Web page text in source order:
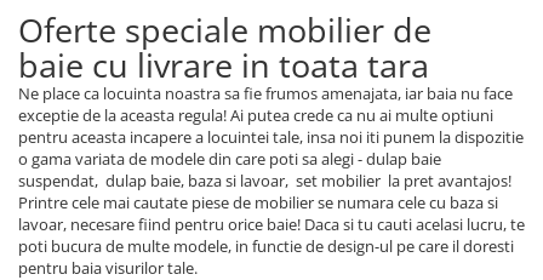
Oferte speciale mobilier de
baie cu livrare in toata tara
Ne place ca locuinta noastra sa fie frumos amenajata, iar baia nu face
exceptie de la aceasta regula! Ai putea crede ca nu ai multe optiuni
pentru aceasta incapere a locuintei tale, insa noi iti punem la dispozitie
o gama variata de modele din care poti sa alegi - dulap baie
suspendat, dulap baie, baza si lavoar, set mobilier la pret avantajos!
Printre cele mai cautate piese de mobilier se numara cele cu baza si
lavoar, necesare fiind pentru orice baie! Daca si tu cauti acelasi lucru, te
poti bucura de multe modele, in functie de design-ul pe care il doresti
pentru baia visurilor tale.